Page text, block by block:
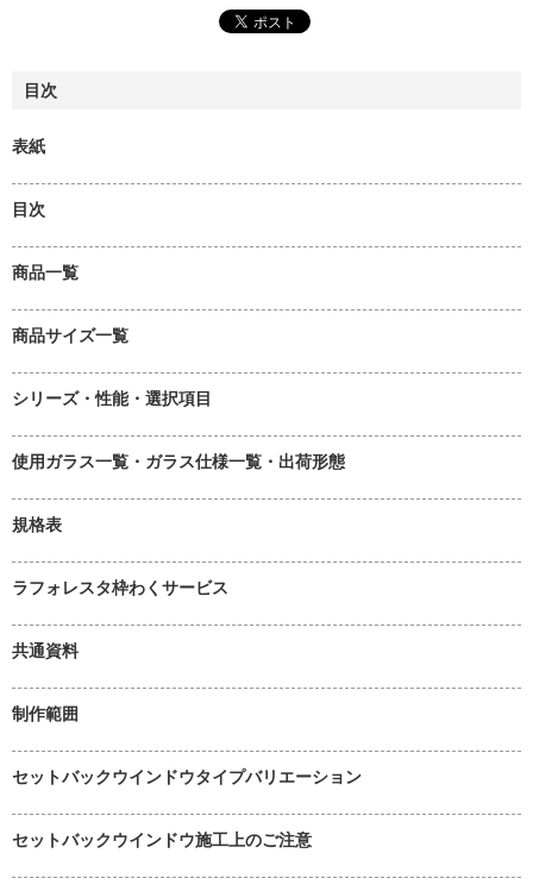
目次
表紙
目次
商品一覧
商品サイズ一覧
シリーズ・性能・選択項目
使用ガラス一覧・ガラス仕様一覧・出荷形態
規格表
ラフォレスタ枠わくサービス
共通資料
制作範囲
セットバックウインドウタイプバリエーション
セットバックウインドウ施工上のご注意